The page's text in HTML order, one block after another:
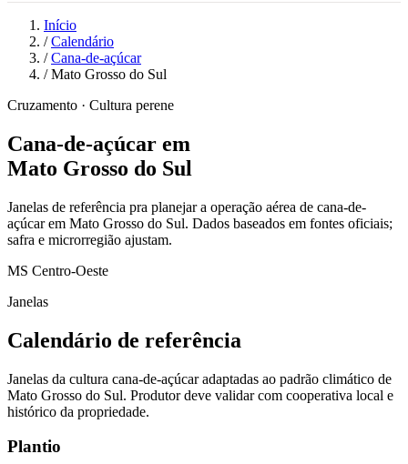
Início
/ Calendário
/ Cana-de-açúcar
/ Mato Grosso do Sul
Cruzamento · Cultura perene
Cana-de-açúcar em
Mato Grosso do Sul
Janelas de referência pra planejar a operação aérea de cana-de-
açúcar em Mato Grosso do Sul. Dados baseados em fontes oficiais;
safra e microrregião ajustam.
MS Centro-Oeste
Janelas
Calendário de referência
Janelas da cultura cana-de-açúcar adaptadas ao padrão climático de
Mato Grosso do Sul. Produtor deve validar com cooperativa local e
histórico da propriedade.
Plantio